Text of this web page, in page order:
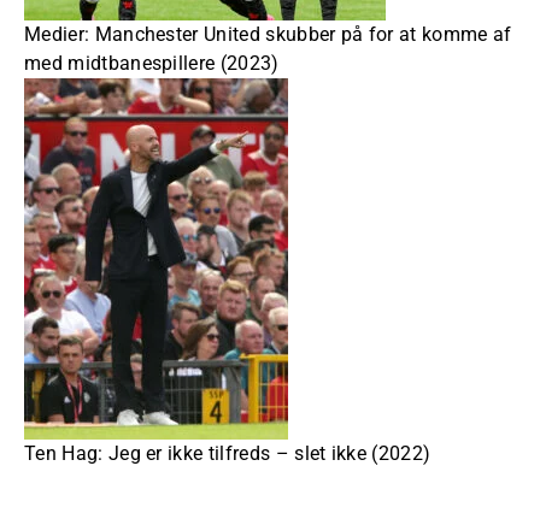
Medier: Manchester United skubber på for at komme af
med midtbanespillere (2023)
Ten Hag: Jeg er ikke tilfreds – slet ikke (2022)